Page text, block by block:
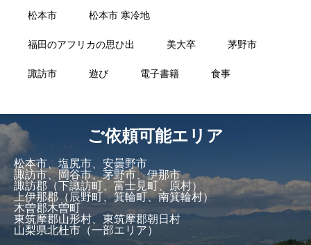
松本市 松本市 寒冷地
福田のアフリカの思ひ出 美大卒 茅野市
諏訪市 遊び 電子書籍 食事
ご依頼可能エリア
松本市、塩尻市、安曇野市
諏訪市、岡谷市、茅野市、伊那市
諏訪郡（下諏訪町、富士見町、原村）
上伊那郡（辰野町、箕輪町、南箕輪村）
木曽郡木曽町
東筑摩郡山形村、東筑摩郡朝日村
山梨県北杜市（一部エリア）